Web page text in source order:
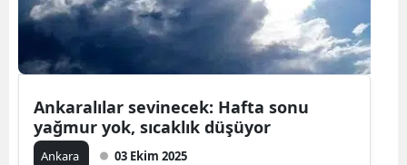
Ankaralılar sevinecek: Hafta sonu
yağmur yok, sıcaklık düşüyor
Ankara 03 Ekim 2025